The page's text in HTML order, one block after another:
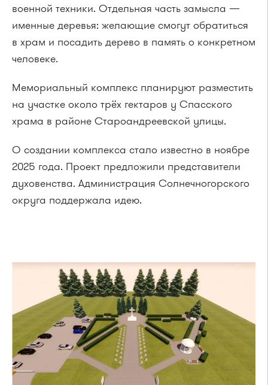
военной техники. Отдельная часть замысла —
именные деревья: желающие смогут обратиться
в храм и посадить дерево в память о конкретном
человеке.
Мемориальный комплекс планируют разместить
на участке около трёх гектаров у Спасского
храма в районе Староандреевской улицы.
О создании комплекса стало известно в ноябре
2025 года. Проект предложили представители
духовенства. Администрация Солнечногорского
округа поддержала идею.